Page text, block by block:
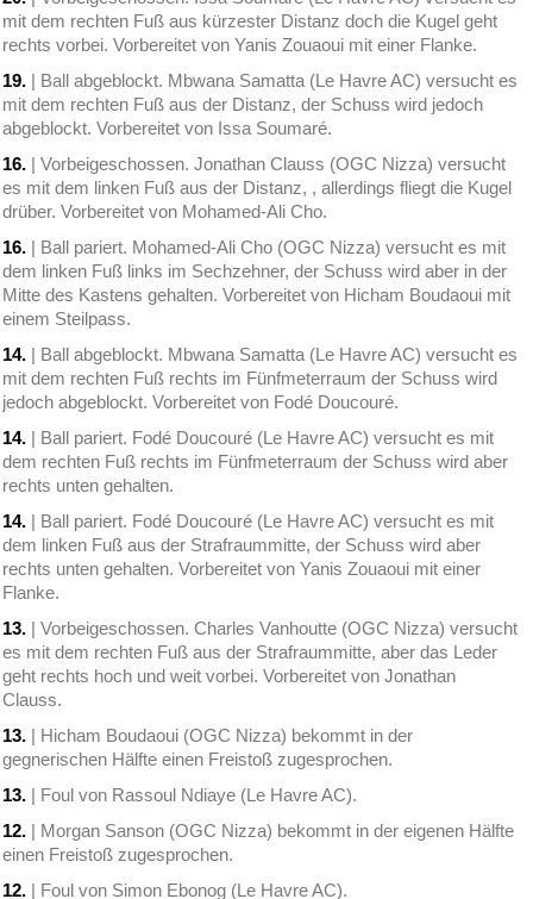
mit dem rechten Fuß aus kürzester Distanz doch die Kugel geht
rechts vorbei. Vorbereitet von Yanis Zouaoui mit einer Flanke.
19. | Ball abgeblockt. Mbwana Samatta (Le Havre AC) versucht es
mit dem rechten Fuß aus der Distanz, der Schuss wird jedoch
abgeblockt. Vorbereitet von Issa Soumaré.
16. | Vorbeigeschossen. Jonathan Clauss (OGC Nizza) versucht
es mit dem linken Fuß aus der Distanz, , allerdings fliegt die Kugel
drüber. Vorbereitet von Mohamed-Ali Cho.
16. | Ball pariert. Mohamed-Ali Cho (OGC Nizza) versucht es mit
dem linken Fuß links im Sechzehner, der Schuss wird aber in der
Mitte des Kastens gehalten. Vorbereitet von Hicham Boudaoui mit
einem Steilpass.
14. | Ball abgeblockt. Mbwana Samatta (Le Havre AC) versucht es
mit dem rechten Fuß rechts im Fünfmeterraum der Schuss wird
jedoch abgeblockt. Vorbereitet von Fodé Doucouré.
14. | Ball pariert. Fodé Doucouré (Le Havre AC) versucht es mit
dem rechten Fuß rechts im Fünfmeterraum der Schuss wird aber
rechts unten gehalten.
14. | Ball pariert. Fodé Doucouré (Le Havre AC) versucht es mit
dem linken Fuß aus der Strafraummitte, der Schuss wird aber
rechts unten gehalten. Vorbereitet von Yanis Zouaoui mit einer
Flanke.
13. | Vorbeigeschossen. Charles Vanhoutte (OGC Nizza) versucht
es mit dem rechten Fuß aus der Strafraummitte, aber das Leder
geht rechts hoch und weit vorbei. Vorbereitet von Jonathan
Clauss.
13. | Hicham Boudaoui (OGC Nizza) bekommt in der
gegnerischen Hälfte einen Freistoß zugesprochen.
13. | Foul von Rassoul Ndiaye (Le Havre AC).
12. | Morgan Sanson (OGC Nizza) bekommt in der eigenen Hälfte
einen Freistoß zugesprochen.
12. | Foul von Simon Ebonog (Le Havre AC).